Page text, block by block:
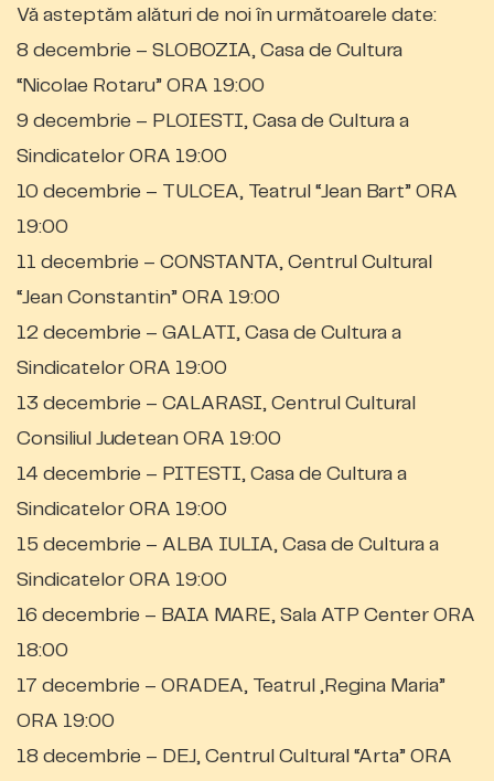
Vă asteptăm alături de noi în următoarele date:
8 decembrie – SLOBOZIA, Casa de Cultura
“Nicolae Rotaru” ORA 19:00
9 decembrie – PLOIESTI, Casa de Cultura a
Sindicatelor ORA 19:00
10 decembrie – TULCEA, Teatrul “Jean Bart” ORA
19:00
11 decembrie – CONSTANTA, Centrul Cultural
“Jean Constantin” ORA 19:00
12 decembrie – GALATI, Casa de Cultura a
Sindicatelor ORA 19:00
13 decembrie – CALARASI, Centrul Cultural
Consiliul Judetean ORA 19:00
14 decembrie – PITESTI, Casa de Cultura a
Sindicatelor ORA 19:00
15 decembrie – ALBA IULIA, Casa de Cultura a
Sindicatelor ORA 19:00
16 decembrie – BAIA MARE, Sala ATP Center ORA
18:00
17 decembrie – ORADEA, Teatrul „Regina Maria”
ORA 19:00
18 decembrie – DEJ, Centrul Cultural “Arta” ORA